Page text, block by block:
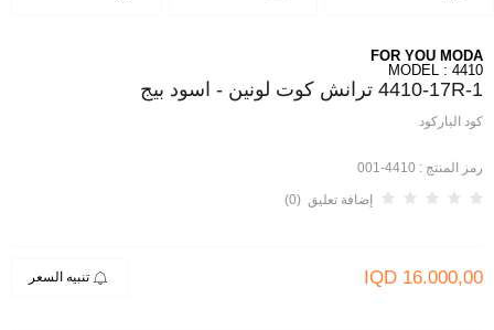
FOR YOU MODA
MODEL : 4410
4410-17R-1 ترانش كوت لونين - اسود بيج
كود الباركود
رمز المنتج : 4410-001
إضافة تعليق (0)
16.000,00 تنبيه السعر